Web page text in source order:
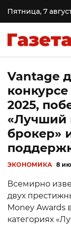
Пятница, 7
Vantage
2025,
«Лучший
брокер»
ЭКОНОМИКА 8
Всемирно
двух
Money Awards
категориях